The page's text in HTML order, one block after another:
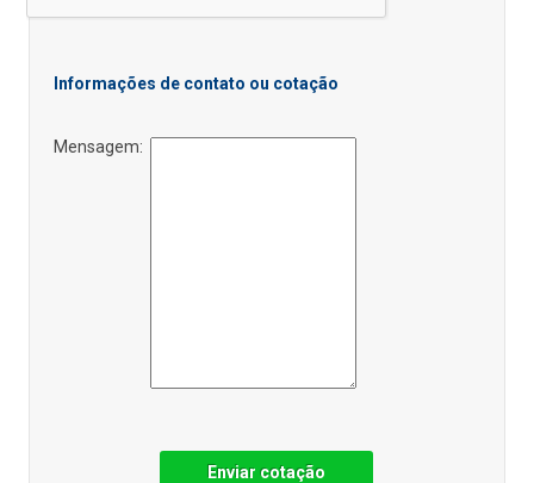
Informações de contato ou cotação
Mensagem:
Enviar cotação